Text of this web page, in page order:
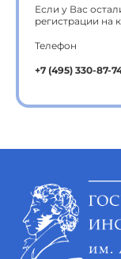
Если у Вас
регистрации на
Телефон
+7 (495) 330-87-